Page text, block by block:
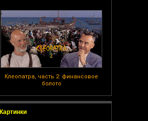
Клеопатра, часть 2: финансовое
болото
Картинки